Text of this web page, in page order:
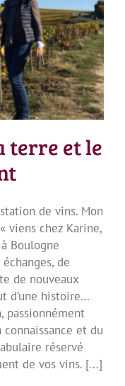
passionnément
terre et le
de vins. Mon
viens chez Karine,
Boulogne
de
de nouveaux
d’une histoire…
passionnément
connaissance et du
réservé
de vos vins. [...]